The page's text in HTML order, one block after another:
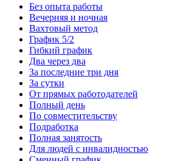
Без опыта работы
Вечерняя и ночная
Вахтовый метод
График 5/2
Гибкий график
Два через два
За последние три дня
За сутки
От прямых работодателей
Полный день
По совместительству
Подработка
Полная занятость
Для людей с инвалидностью